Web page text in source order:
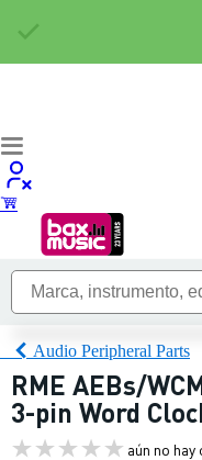
Audio Peripheral Parts
RME AEBs/
3-pin Word
aún no